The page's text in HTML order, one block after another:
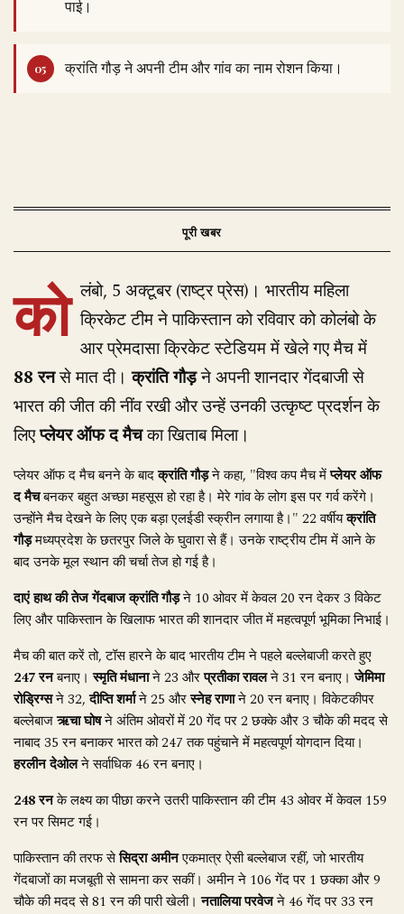
पाई।
क्रांति गौड़ ने अपनी टीम और गांव का नाम रोशन किया।
को लंबो, 5 अक्टूबर (राष्ट्र प्रेस)। भारतीय महिला
क्रिकेट टीम ने पाकिस्तान को रविवार को कोलंबो के
आर प्रेमदासा क्रिकेट स्टेडियम में खेले गए मैच में
88 रनसे मात दी।क्रांति गौड़ने अपनी शानदार गेंदबाजी से
भारत की जीत की नींव रखी और उन्हें उनकी उत्कृष्ट प्रदर्शन के
लिएप्लेयर ऑफ द मैचका खिताब मिला।
प्लेयर ऑफ द मैच बनने के बादक्रांति गौड़ने कहा, "विश्व कप मैच मेंप्लेयर ऑफ
द मैचबनकर बहुत अच्छा महसूस हो रहा है। मेरे गांव के लोग इस पर गर्व करेंगे।
उन्होंने मैच देखने के लिए एक बड़ा एलईडी स्क्रीन लगाया है।" 22 वर्षीयक्रांति
गौड़मध्यप्रदेश के छतरपुर जिले के घुवारा से हैं। उनके राष्ट्रीय टीम में आने के
बाद उनके मूल स्थान की चर्चा तेज हो गई है।
दाएं हाथ की तेज गेंदबाजक्रांति गौड़ने 10 ओवर में केवल 20 रन देकर 3 विकेट
लिए और पाकिस्तान के खिलाफ भारत की शानदार जीत में महत्वपूर्ण भूमिका निभाई।
मैच की बात करें तो, टॉस हारने के बाद भारतीय टीम ने पहले बल्लेबाजी करते हुए
247 रनबनाए।स्मृति मंधानाने 23 औरप्रतीका रावलने 31 रन बनाए।जेमिमा
रोड्रिग्सने 32,दीप्ति शर्माने 25 औरस्नेह राणाने 20 रन बनाए। विकेटकीपर
बल्लेबाजऋचा घोषने अंतिम ओवरों में 20 गेंद पर 2 छक्के और 3 चौके की मदद से
नाबाद 35 रन बनाकर भारत को 247 तक पहुंचाने में महत्वपूर्ण योगदान दिया।
हरलीन देओलने सर्वाधिक 46 रन बनाए।
248 रनके लक्ष्य का पीछा करने उतरी पाकिस्तान की टीम 43 ओवर में केवल 159
रन पर सिमट गई।
पाकिस्तान की तरफ सेसिद्रा अमीनएकमात्र ऐसी बल्लेबाज रहीं, जो भारतीय
गेंदबाजों का मजबूती से सामना कर सकीं। अमीन ने 106 गेंद पर 1 छक्का और 9
चौके की मदद से 81 रन की पारी खेली।नतालिया परवेजने 46 गेंद पर 33 रन